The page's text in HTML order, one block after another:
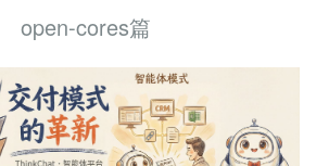
open-cores篇